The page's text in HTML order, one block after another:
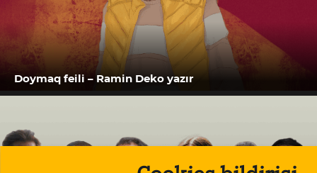
Doymaq feili – Ramin Deko yazır